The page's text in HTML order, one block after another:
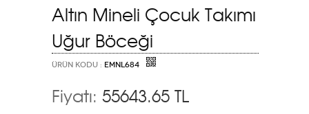
Altın Mineli Çocuk Takımı
Uğur Böceği
ÜRÜN KODU : EMNL684
Fiyatı: 55643.65 TL